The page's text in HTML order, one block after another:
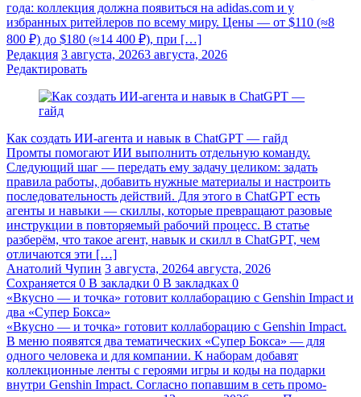
года: коллекция должна появиться на adidas.com и у
избранных ритейлеров по всему миру. Цены — от $110 (≈8
800 ₽) до $180 (≈14 400 ₽), при […]
Редакция 3 августа, 20263 августа, 2026
Редактировать
Как создать ИИ-агента и навык в ChatGPT — гайд
Промты помогают ИИ выполнить отдельную команду.
Следующий шаг — передать ему задачу целиком: задать
правила работы, добавить нужные материалы и настроить
последовательность действий. Для этого в ChatGPT есть
агенты и навыки — скиллы, которые превращают разовые
инструкции в повторяемый рабочий процесс. В статье
разберём, что такое агент, навык и скилл в ChatGPT, чем
отличаются эти […]
Анатолий Чупин 3 августа, 20264 августа, 2026
Сохраняется 0 В закладки 0 В закладках 0
«Вкусно — и точка» готовит коллаборацию с Genshin Impact и
два «Супер Бокса»
«Вкусно — и точка» готовит коллаборацию с Genshin Impact.
В меню появятся два тематических «Супер Бокса» — для
одного человека и для компании. К наборам добавят
коллекционные ленты с героями игры и коды на подарки
внутри Genshin Impact. Согласно попавшим в сеть промо-